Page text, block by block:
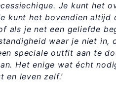
Je kunt het
kunt het bovendien altijd
als je net een geliefde
waar je niet in,
speciale outfit aan te
Het enige wat écht
en leven zelf.’